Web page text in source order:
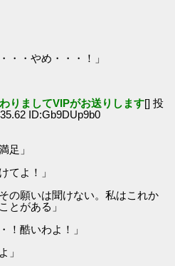
・・やめ・・・！」
りましてVIPがお送りします[] 投
ID:Gb9DUp9b0
足」
てよ！」
の願いは聞けない。私はこれか
とがある」
！酷いわよ！」
」